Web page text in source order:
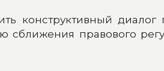
конструктивный диалог
сближения правового